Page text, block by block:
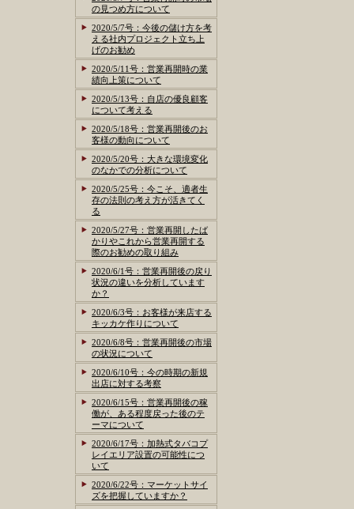
の見つめ方について
2020/5/7号：今後の儲け方を考
える社内プロジェクト立ち上
げのお勧め
2020/5/11号：営業再開時の業
績向上策について
2020/5/13号：自店の優良顧客
について考える
2020/5/18号：営業再開後のお
客様の動向について
2020/5/20号：大きな環境変化
のなかでの分析について
2020/5/25号：今こそ、適者生
存の法則の考え方が活きてく
る
2020/5/27号：営業再開したば
かりやこれから営業再開する
際のお勧めの取り組み
2020/6/1号：営業再開後の戻り
状況の違いを分析しています
か？
2020/6/3号：お客様が来店する
キッカケ作りについて
2020/6/8号：営業再開後の市場
の状況について
2020/6/10号：今の時期の新規
出店に対する考察
2020/6/15号：営業再開後の稼
働が、ある程度戻った後のテ
ーマについて
2020/6/17号：加熱式タバコプ
レイエリア設置の可能性につ
いて
2020/6/22号：マーケットサイ
ズを把握していますか？